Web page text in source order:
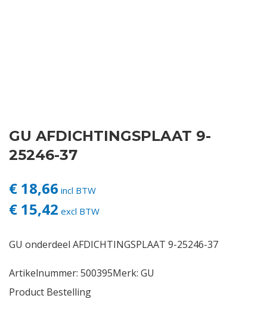
Login
GU AFDICHTINGSPLAAT 9-
25246-37
€ 18,66 incl BTW
€ 15,42 excl BTW
GU onderdeel AFDICHTINGSPLAAT 9-25246-37
Artikelnummer: 500395Merk: GU
Product Bestelling